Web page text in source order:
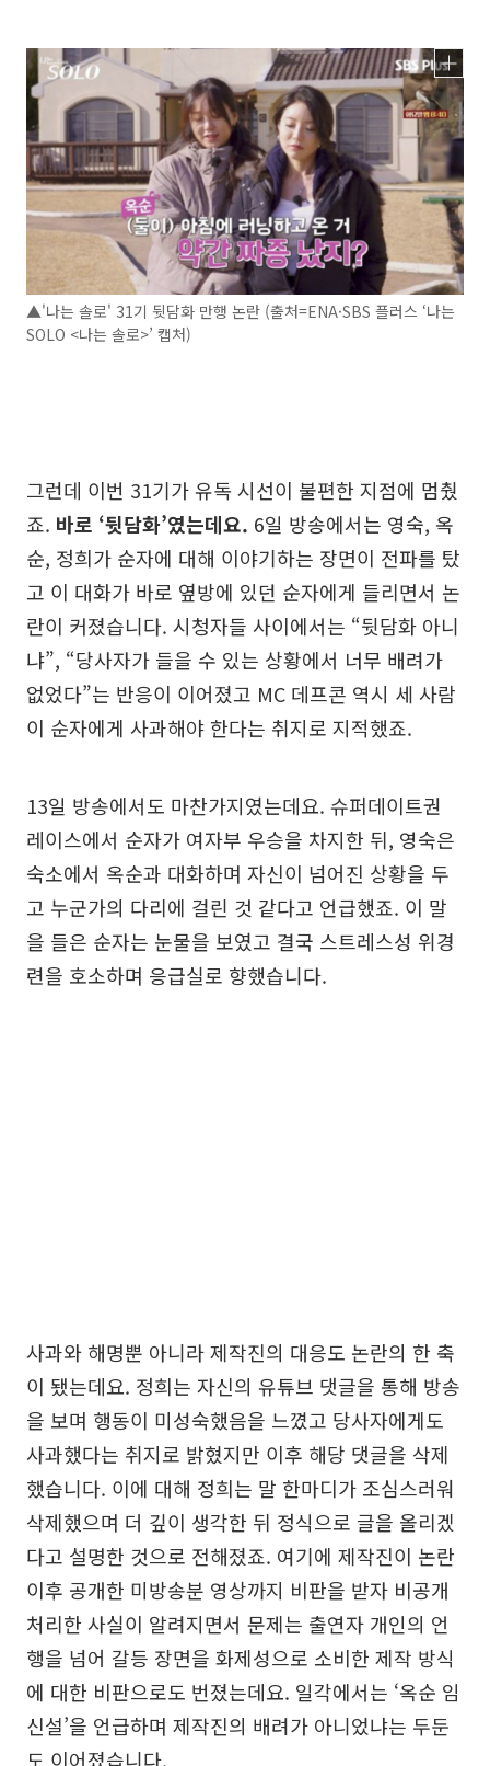
▲'나는 솔로' 31기 뒷담화 만행 논란 (출처=ENA·SBS 플러스 ‘나는
SOLO <나는 솔로>’ 캡처)
그런데 이번 31기가 유독 시선이 불편한 지점에 멈췄
죠. 바로 ‘뒷담화’였는데요. 6일 방송에서는 영숙, 옥
순, 정희가 순자에 대해 이야기하는 장면이 전파를 탔
고 이 대화가 바로 옆방에 있던 순자에게 들리면서 논
란이 커졌습니다. 시청자들 사이에서는 “뒷담화 아니
냐”, “당사자가 들을 수 있는 상황에서 너무 배려가
없었다”는 반응이 이어졌고 MC 데프콘 역시 세 사람
이 순자에게 사과해야 한다는 취지로 지적했죠.
13일 방송에서도 마찬가지였는데요. 슈퍼데이트권
레이스에서 순자가 여자부 우승을 차지한 뒤, 영숙은
숙소에서 옥순과 대화하며 자신이 넘어진 상황을 두
고 누군가의 다리에 걸린 것 같다고 언급했죠. 이 말
을 들은 순자는 눈물을 보였고 결국 스트레스성 위경
련을 호소하며 응급실로 향했습니다.
사과와 해명뿐 아니라 제작진의 대응도 논란의 한 축
이 됐는데요. 정희는 자신의 유튜브 댓글을 통해 방송
을 보며 행동이 미성숙했음을 느꼈고 당사자에게도
사과했다는 취지로 밝혔지만 이후 해당 댓글을 삭제
했습니다. 이에 대해 정희는 말 한마디가 조심스러워
삭제했으며 더 깊이 생각한 뒤 정식으로 글을 올리겠
다고 설명한 것으로 전해졌죠. 여기에 제작진이 논란
이후 공개한 미방송분 영상까지 비판을 받자 비공개
처리한 사실이 알려지면서 문제는 출연자 개인의 언
행을 넘어 갈등 장면을 화제성으로 소비한 제작 방식
에 대한 비판으로도 번졌는데요. 일각에서는 ‘옥순 임
신설’을 언급하며 제작진의 배려가 아니었냐는 두둔
도 이어졌습니다.